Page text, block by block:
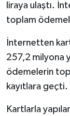
liraya ulaştı.
toplam
İnternetten
257,2 milyona
ödemelerin
kayıtlara geçti.
Kartlarla